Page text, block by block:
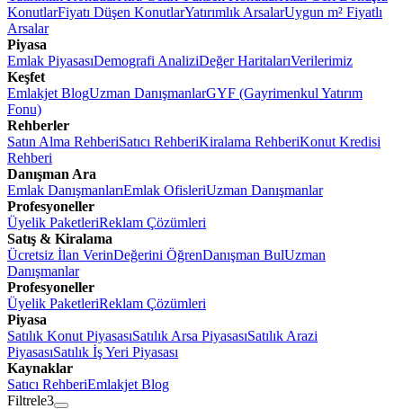
KonutlarFiyatı Düşen KonutlarYatırımlık ArsalarUygun m² Fiyatlı
Arsalar
Piyasa
Emlak PiyasasıDemografi AnaliziDeğer HaritalarıVerilerimiz
Keşfet
Emlakjet BlogUzman DanışmanlarGYF (Gayrimenkul Yatırım
Fonu)
Rehberler
Satın Alma RehberiSatıcı RehberiKiralama RehberiKonut Kredisi
Rehberi
Danışman Ara
Emlak DanışmanlarıEmlak OfisleriUzman Danışmanlar
Profesyoneller
Üyelik PaketleriReklam Çözümleri
Satış & Kiralama
Ücretsiz İlan VerinDeğerini ÖğrenDanışman BulUzman
Danışmanlar
Profesyoneller
Üyelik PaketleriReklam Çözümleri
Piyasa
Satılık Konut PiyasasıSatılık Arsa PiyasasıSatılık Arazi
PiyasasıSatılık İş Yeri Piyasası
Kaynaklar
Satıcı RehberiEmlakjet Blog
Filtrele3